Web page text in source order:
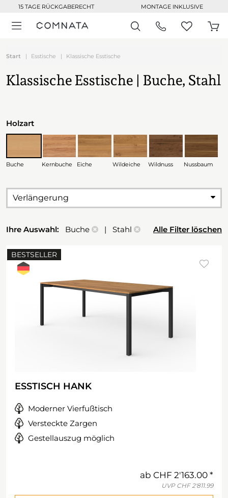
15 TAGE RÜCKGABERECHT MONTAGE INKLUSIVE
Start Esstische Klassische Esstische
Klassische Esstische | Buche, Stahl
Holzart
Buche Kernbuche Eiche Wildeiche Wildnuss Nussbaum
Verlängerung
Ihre Auswahl: Buche | Stahl Alle Filter löschen
BESTSELLER
ESSTISCH HANK
Moderner Vierfußtisch
Versteckte Zargen
Gestellauszug möglich
ab CHF 2'163.00
UVP CHF 2'811.99